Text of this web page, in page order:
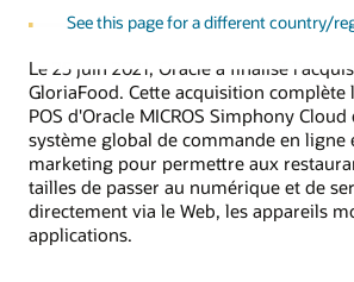
See this page for a different country/
Le 25 juin 2021, Oracle a finalisé
GloriaFood. Cette acquisition
POS d'Oracle MICROS Simphony
système global de commande en ligne
marketing pour permettre aux
tailles de passer au numérique et de
directement via le Web, les appareils
applications.